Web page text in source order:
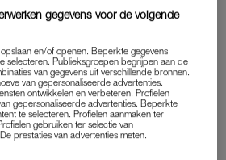
Lienden en de andere (voormalig)
vennootschap hadden opgericht.
inkoop en verkoop van mondkapjes.
met de andere oprichters miljoenen
mondkapjesdeal met het ministerie
gegevens voor de volgende
en/of openen. Beperkte gegevens
selecteren. Publieksgroepen begrijpen aan de
van gegevens uit verschillende bronnen.
van gepersonaliseerde advertenties.
ontwikkelen en verbeteren. Profielen
gepersonaliseerde advertenties. Beperkte
te selecteren. Profielen aanmaken ter
gebruiken ter selectie van
prestaties van advertenties meten.